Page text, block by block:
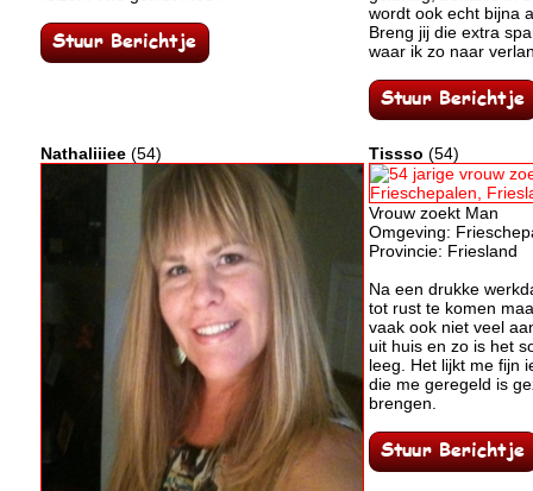
wordt ook echt bijna
Breng jij die extra
waar ik zo naar
Nathaliiiee (54) Tissso (54)
Vrouw zoekt Man
Omgeving:
Provincie: Friesland
Na een drukke
tot rust te komen
vaak ook niet veel
uit huis en zo is het
leeg. Het lijkt me fijn
die me geregeld is
brengen.